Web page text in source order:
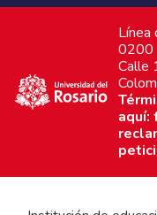
0200
Calle
aquí: